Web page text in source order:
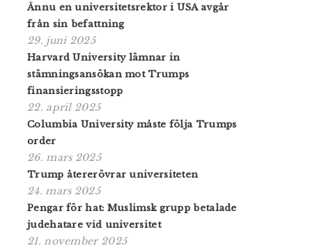
Ännu en universitetsrektor i USA avgår
från sin befattning
29. juni 2025
Harvard University lämnar in
stämningsansökan mot Trumps
finansieringsstopp
22. april 2025
Columbia University måste följa Trumps
order
26. mars 2025
Trump återerövrar universiteten
24. mars 2025
Pengar för hat: Muslimsk grupp betalade
judehatare vid universitet
21. november 2025